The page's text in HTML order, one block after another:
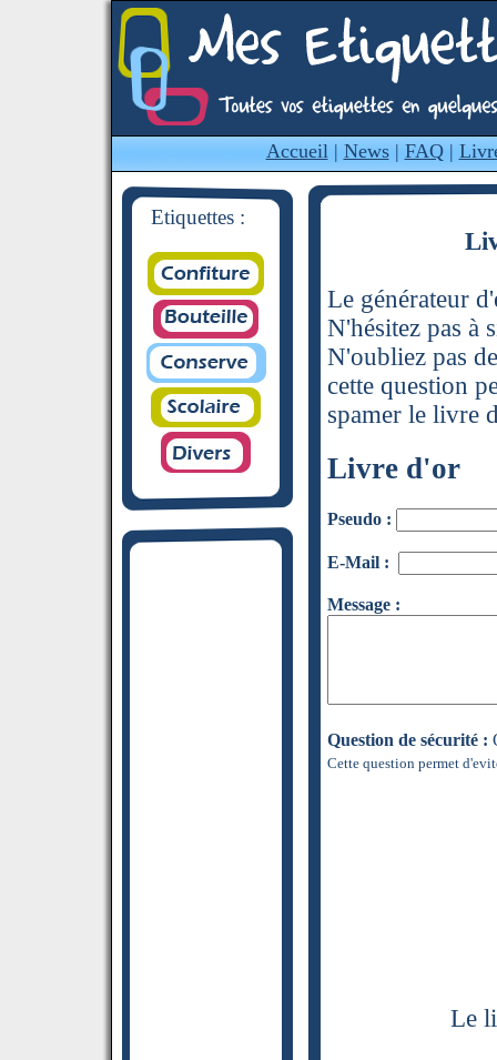
Accueil| News| FAQ|
Etiquettes :
Le générateur
N'hésitez pas à
N'oubliez pas
cette question
spamer le livre
Livre d'or
Pseudo :
E-Mail :
Message :
Question de sécurité :
Cette question permet
Le